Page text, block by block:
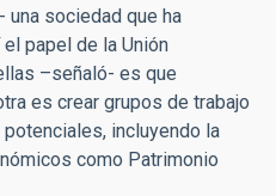
una sociedad que ha
papel de la Unión
–señaló- es que
es crear grupos de trabajo
incluyendo la
como Patrimonio